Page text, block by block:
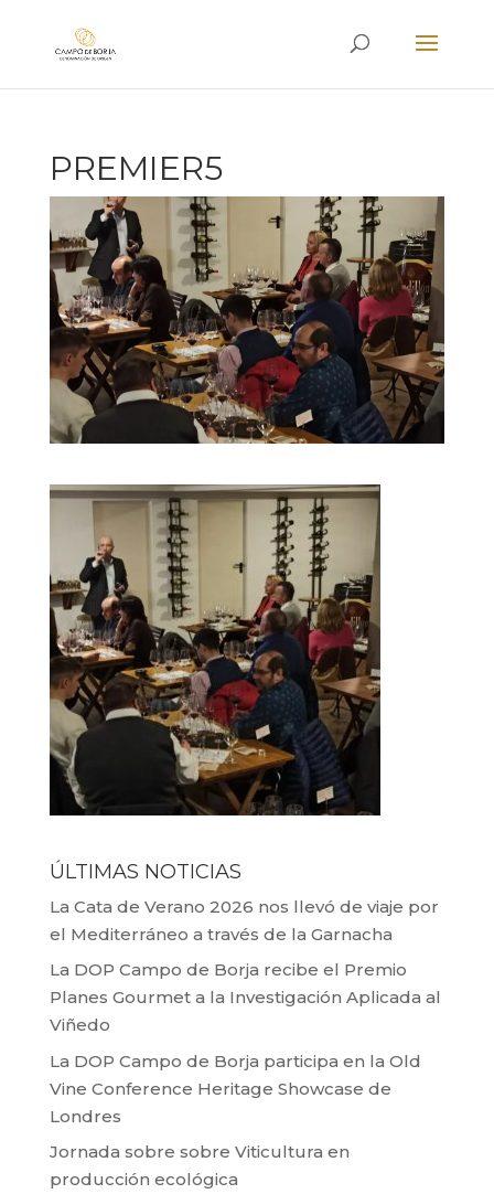
PREMIER5
ÚLTIMAS NOTICIAS
La Cata de Verano 2026 nos llevó de viaje por
el Mediterráneo a través de la Garnacha
La DOP Campo de Borja recibe el Premio
Planes Gourmet a la Investigación Aplicada al
Viñedo
La DOP Campo de Borja participa en la Old
Vine Conference Heritage Showcase de
Londres
Jornada sobre sobre Viticultura en
producción ecológica